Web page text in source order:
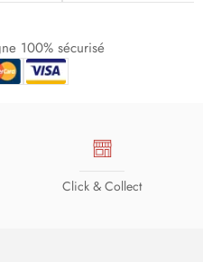
100% sécurisé
Click & Collect